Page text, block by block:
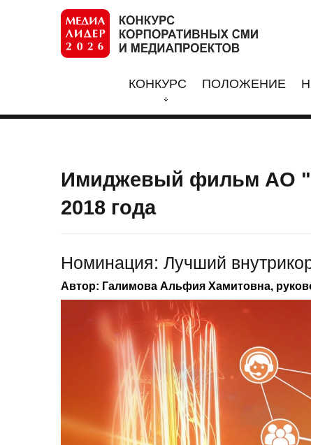
КОНКУРС ПОЛОЖЕНИЕ
Имиджевый фильм АО
2018 года
Номинация: Лучший
Автор: Галимова Альфия Хамитовна,